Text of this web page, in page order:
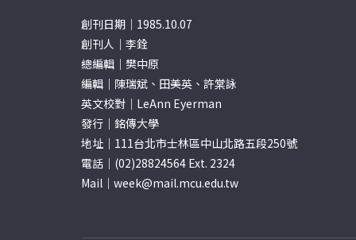
創刊日期｜1985.10.07
創刊人｜李銓
總編輯｜樊中原
編輯｜陳瑞斌、田美英、許棠詠
英文校對｜LeAnn Eyerman
發行｜銘傳大學
地址｜111台北市士林區中山北路五段250號
電話｜(02)28824564 Ext. 2324
Mail｜ week@mail.mcu.edu.tw